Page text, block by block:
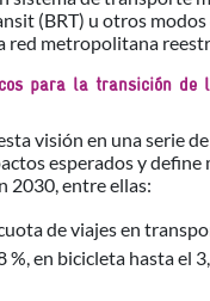
(BRT) u otros
red metropolitana
para la transición de
visión en una serie
esperados y define
2030, entre ellas:
de viajes en
%, en bicicleta hasta el